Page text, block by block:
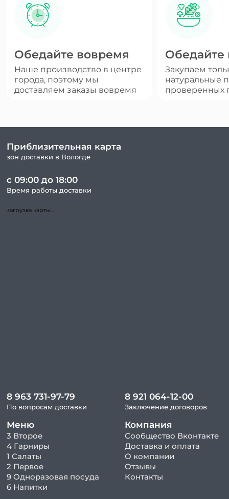
Обедайте вовремя
Наше производство в центре
города, поэтому мы
доставляем заказы вовремя
Обедайте
Закупаем
натуральные
проверенных
Приблизительная карта
зон доставки в Вологде
с 09:00 до 18:00
Время работы доставки
загрузка карты...
8 963 731-97-79
По вопросам доставки
Меню
3 Второе
4 Гарниры
1 Салаты
2 Первое
9 Одноразовая посуда
6 Напитки
8 921 064-12-00
Заключение договоров
Компания
Сообщество Вконтакте
Доставка и оплата
О компании
Отзывы
Контакты